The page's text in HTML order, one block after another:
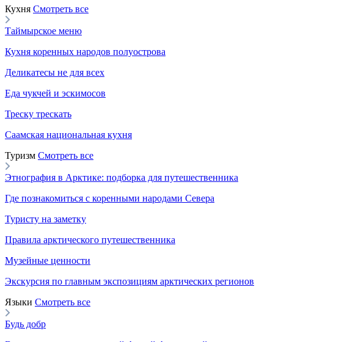
Кухня Смотреть все
Таймырское меню
Кухня коренных народов полуострова
Деликатесы не для всех
Еда чукчей и эскимосов
Треску трескать
Саамская национальная кухня
Туризм Смотреть все
Этнография в Арктике: подборка для путешественника
Где познакомиться с коренными народами Севера
Туристу на заметку
Правила арктического путешественника
Музейные ценности
Экскурсия по главным экспозициям арктических регионов
Языки Смотреть все
Будь добр